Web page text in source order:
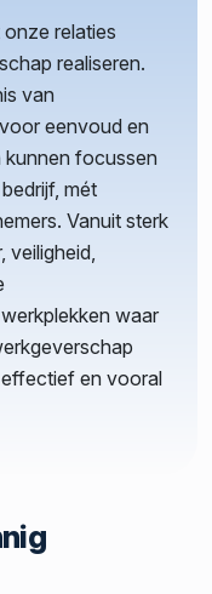
onze relaties
realiseren.
van
eenvoud en
focussen
mét
Vanuit sterk
veiligheid,
waar
effectief en vooral